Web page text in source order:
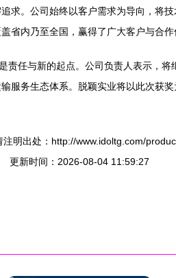
求。公司始终以客户需求为导向，将
内乃至全国，赢得了广大客户与合
责任与新的起点。公司负责人表示，
服务生态体系。脱颖实业将以此次获
注明出处：http://www.idoltg.com/
更新时间：2026-08-04 11:59:27